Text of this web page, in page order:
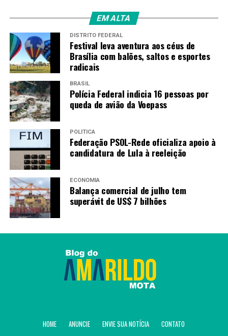
EM ALTA
DISTRITO FEDERAL
Festival leva aventura aos céus de
Brasília com balões, saltos e esportes
radicais
BRASIL
Polícia Federal indicia 16 pessoas por
queda de avião da Voepass
POLÍTICA
Federação PSOL-Rede oficializa apoio à
candidatura de Lula à reeleição
ECONOMIA
Balança comercial de julho tem
superávit de US$ 7 bilhões
HOME ANUNCIE ENVIE SUA NOTÍCIA CONTATO